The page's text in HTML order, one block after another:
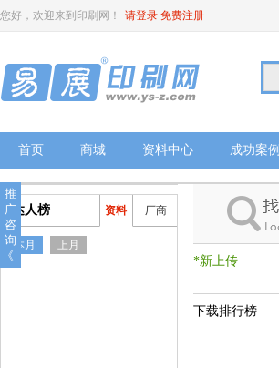
您好，欢迎来到印刷网！ 请登录 免费注册
首页 商城 资料中心 成功案例
达人榜 资料 厂商
本月 上月
*新上传
下载排行榜
推
广
咨
询
《